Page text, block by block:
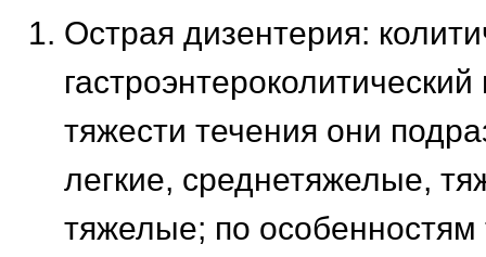
Острая дизентерия:
тяжести течения они
легкие, среднетяжелые,
тяжелые; по особенностям